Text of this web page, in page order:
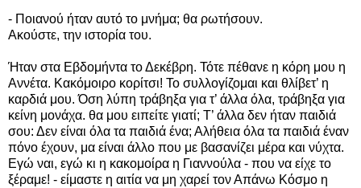
- Ποιανού ήταν αυτό το μνήμα; θα ρωτήσουν.
Ακούστε, την ιστορία του.
Ήταν στα Εβδομήντα το Δεκέβρη. Τότε πέθανε η κόρη μου η
Αννέτα. Κακόμοιρο κορίτσι! Το συλλογίζομαι και θλίβετ’ η
καρδιά μου. Όση λύπη τράβηξα για τ’ άλλα όλα, τράβηξα για
κείνη μονάχα. θα μου ειπείτε γιατί; Τ’ άλλα δεν ήταν παιδιά
σου: Δεν είναι όλα τα παιδιά ένα; Αλήθεια όλα τα παιδιά έναν
πόνο έχουν, μα είναι άλλο που με βασανίζει μέρα και νύχτα.
Εγώ ναι, εγώ κι η κακομοίρα η Γιαννούλα - που να είχε το
ξέραμε! - είμαστε η αιτία να μη χαρεί τον Απάνω Κόσμο η